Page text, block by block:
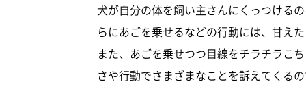
犬が自分の体を飼い主さんにくっつける
らにあごを乗せるなどの行動には、甘え
また、あごを乗せつつ目線をチラチラこ
さや行動でさまざまなことを訴えてくる